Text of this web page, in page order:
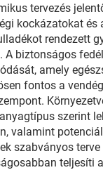
tervezés
kockázatokat és
rendezett
biztonságos
amely
fontos a
szerint
valamint
szabványos
teljesíti